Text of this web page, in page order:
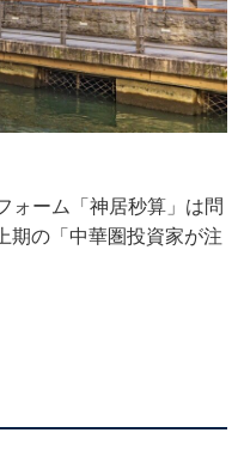
ォーム「神居秒算」は問
期の「中華圏投資家が注